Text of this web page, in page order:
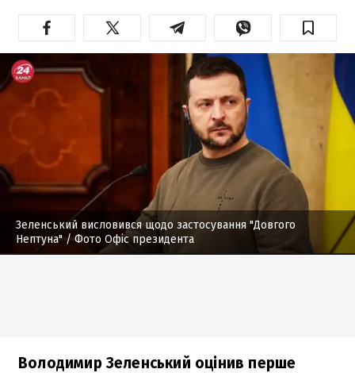
Зеленський висловився щодо застосування "Довгого
Нептуна"/ Фото Офіс президента
Володимир Зеленський оцінив перше